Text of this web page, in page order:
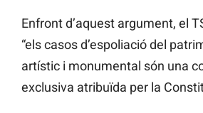
Enfront d’aquest argument, el
“els casos d’espoliació del
artístic i monumental són una
exclusiva atribuïda per la